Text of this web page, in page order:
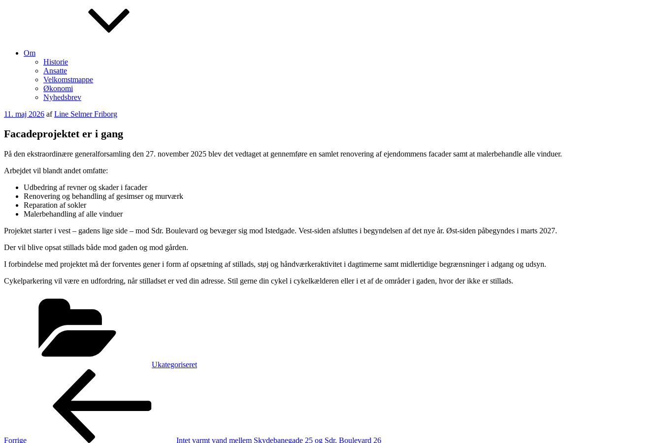
Om
Historie
Ansatte
Velkomstmappe
Økonomi
Nyhedsbrev
Udgivet
11. maj 2026 afLine Selmer Friborg
Facadeprojektet er i gang
På den ekstraordinære generalforsamling den 27. november 2025 blev det vedtaget at gennemføre en samlet renovering af ejendommens facader samt at malerbehandle alle vinduer.
Arbejdet vil blandt andet omfatte:
Udbedring af revner og skader i facader
Renovering og behandling af gesimser og murværk
Reparation af sokler
Malerbehandling af alle vinduer
Projektet starter i vest – gadens lige side – mod Sdr. Boulevard og bevæger sig mod Istedgade. Vest-siden afsluttes i begyndelsen af det nye år. Øst-siden påbegyndes i marts 2027.
Der vil blive opsat stillads både mod gaden og mod gården.
I forbindelse med projektet må der forventes gener i form af opsætning af stillads, støj og håndværkeraktivitet i dagtimerne samt midlertidige begrænsninger i adgang og udsyn.
Cykelparkering vil være en udfordring, når stilladset er ved din adresse. Stil gerne din cykel i cykelkælderen eller i et af de områder i gaden, hvor der ikke er stillads.
Ukategoriseret
Indlægsnavigation
Forrige Intet varmt vand mellem Skydebanegade 25 og Sdr. Boulevard 26